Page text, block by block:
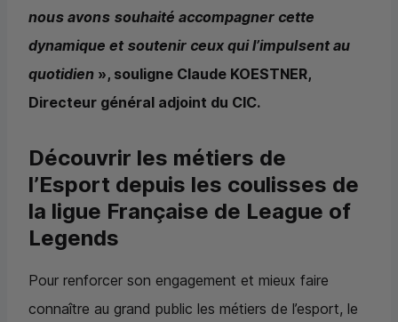
nous avons souhaité accompagner cette
dynamique et soutenir ceux qui l’impulsent au
quotidien », souligne Claude KOESTNER,
Directeur général adjoint du CIC.
Découvrir les métiers de
l’Esport depuis les coulisses de
la ligue Française de League of
Legends
Pour renforcer son engagement et mieux faire
connaître au grand public les métiers de l’esport, le